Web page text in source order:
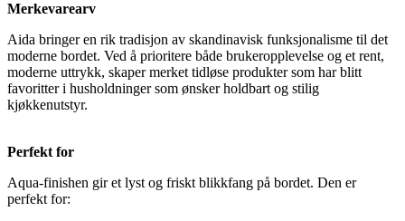
Merkevarearv
Aida bringer en rik tradisjon av skandinavisk funksjonalisme til det
moderne bordet. Ved å prioritere både brukeropplevelse og et rent,
moderne uttrykk, skaper merket tidløse produkter som har blitt
favoritter i husholdninger som ønsker holdbart og stilig
kjøkkenutstyr.
Perfekt for
Aqua-finishen gir et lyst og friskt blikkfang på bordet. Den er
perfekt for: